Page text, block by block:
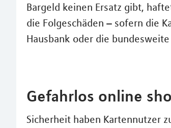
Bargeld keinen Ersatz gibt,
die Folgeschäden – sofern die
Hausbank oder die
Gefahrlos online
Sicherheit haben Kartennutzer